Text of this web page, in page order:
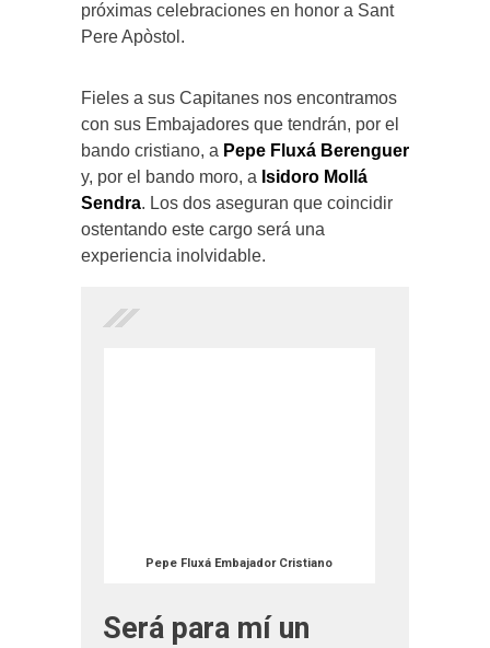
próximas celebraciones en honor a Sant
Pere Apòstol.
Fieles a sus Capitanes nos encontramos
con sus Embajadores que tendrán, por el
bando cristiano, a Pepe Fluxá Berenguer
y, por el bando moro, a Isidoro Mollá
Sendra. Los dos aseguran que coincidir
ostentando este cargo será una
experiencia inolvidable.
Pepe Fluxá Embajador Cristiano
Será para mí un